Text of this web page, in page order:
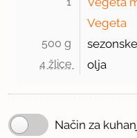
Vegeta
500 g
4 žlice olja
Način za